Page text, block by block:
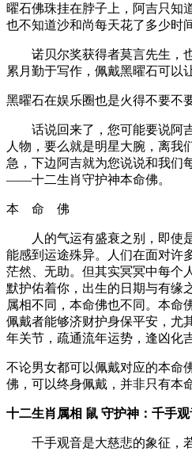
曜石佛珠挂在脖子上，阿吉只知
也不知道沙和尚每天花了多少时
诺贝尔奖获得者莫言先生，
累月勤于写作，佩戴黑曜石可以
黑曜石在娱乐圈也是火得不要不
话说回来了，您可能要说阿
人物，要么就是明星大腕，离我
急，下边阿吉就为您说说和我们
——十二生肖守护神本命佛。
本 命 佛
人的气运有盛衰之别，即使
能感到运途殊异。人们在面对许
茫然、无助。但其实冥冥中每个
默护佑着你，出生的日期与有缘
属相不同，本命佛也不同。本命
佩戴者能够济财护身保平安，尤
年关节，疏通流年运势，逢凶化
不论男女都可以佩戴对应的本命
佛，可以终身佩戴，并非只有本
十二生肖属相 鼠 守护神：千手观
千手观音是大慈悲的象征，